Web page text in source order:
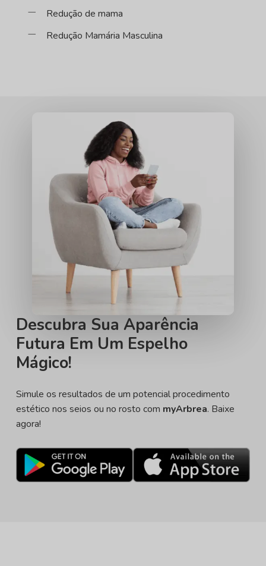
Redução de mama
Redução Mamária Masculina
Descubra Sua Aparência
Futura Em Um Espelho
Mágico!
Simule os resultados de um potencial procedimento
estético nos seios ou no rosto com myArbrea. Baixe
agora!